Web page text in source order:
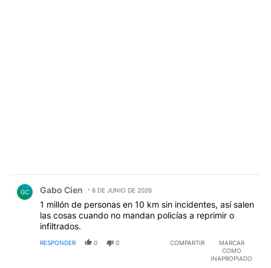
GC Gabo Cien 8 DE JUNIO DE 2026
1 millón de personas en 10 km sin incidentes, así salen
las cosas cuando no mandan policías a reprimir o
infiltrados.
RESPONDER 0 0 COMPARTIR
MARCAR
COMO
INAPROPIADO